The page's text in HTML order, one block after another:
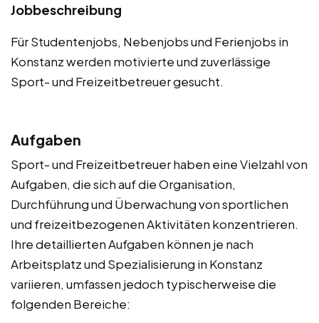
Jobbeschreibung
Für Studentenjobs, Nebenjobs und Ferienjobs in
Konstanz werden motivierte und zuverlässige
Sport- und Freizeitbetreuer gesucht.
Aufgaben
Sport- und Freizeitbetreuer haben eine Vielzahl von
Aufgaben, die sich auf die Organisation,
Durchführung und Überwachung von sportlichen
und freizeitbezogenen Aktivitäten konzentrieren.
Ihre detaillierten Aufgaben können je nach
Arbeitsplatz und Spezialisierung in Konstanz
variieren, umfassen jedoch typischerweise die
folgenden Bereiche: